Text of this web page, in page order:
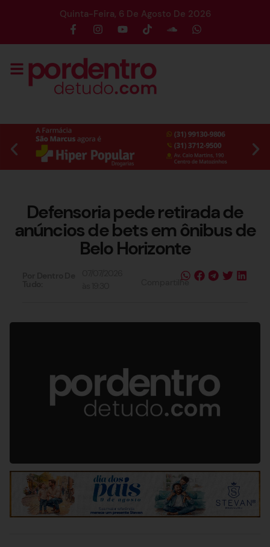
Quinta-Feira, 6 De Agosto De 2026
Defensoria pede retirada de
anúncios de bets em ônibus de
Belo Horizonte
Compartilhe